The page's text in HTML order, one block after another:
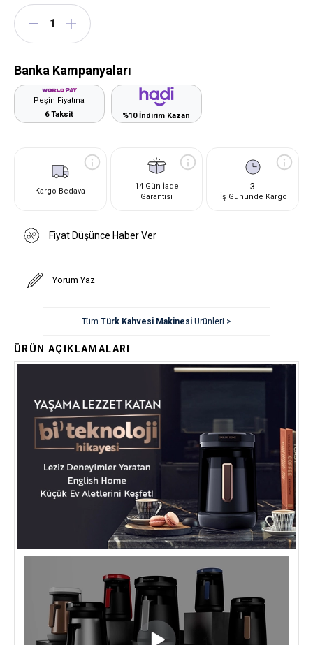
Banka Kampanyaları
Peşin Fiyatına
6 Taksit
%10 İndirim Kazan
Kargo Bedava
14 Gün İade
Garantisi
3
İş Gününde Kargo
Fiyat Düşünce Haber Ver
Yorum Yaz
Tüm Türk Kahvesi MakinesiÜrünleri >
ÜRÜN AÇIKLAMALARI